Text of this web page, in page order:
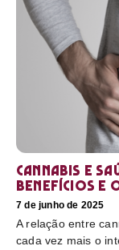
Cannabis e
benefícios e
7 de junho de 2025
A relação entre
cada vez mais o